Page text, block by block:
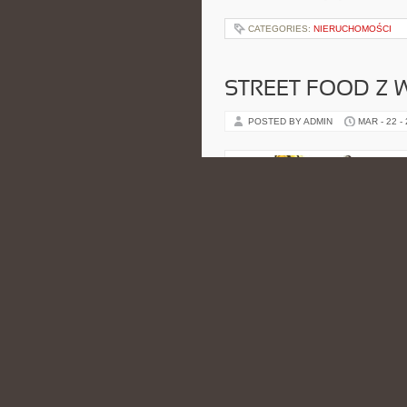
CATEGORIES: NIERUCHOMOŚCI
STREET FOOD Z
POSTED BY ADMIN MAR - 22 -